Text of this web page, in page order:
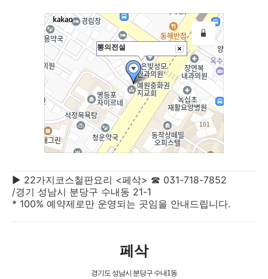
▶ 22가지코스철판요리 <페삭> ☎ 031-718-7852
/경기 성남시 분당구 수내동 21-1
* 100% 예약제로만 운영되는 곳임을 안내드립니다.